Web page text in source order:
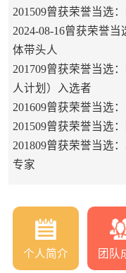
201509曾获荣誉当选
2024-08-16曾获荣誉
体带头人
201709曾获荣誉当选
人计划）入选者
201609曾获荣誉当选
201509曾获荣誉当选
201809曾获荣誉当选
专家
个人简介 团队